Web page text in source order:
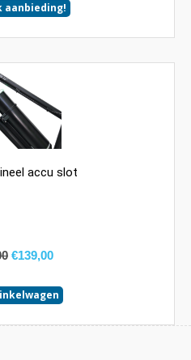
aanbieding!
accu slot
€139,00